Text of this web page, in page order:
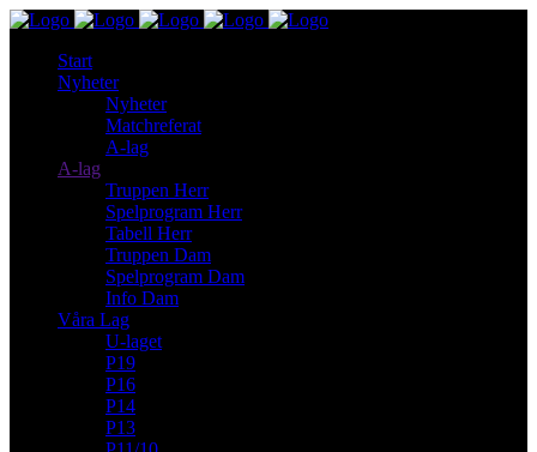
Start
Nyheter
Nyheter
Matchreferat
A-lag
A-lag
Truppen Herr
Spelprogram Herr
Tabell Herr
Truppen Dam
Spelprogram Dam
Info Dam
Våra Lag
U-laget
P19
P16
P14
P13